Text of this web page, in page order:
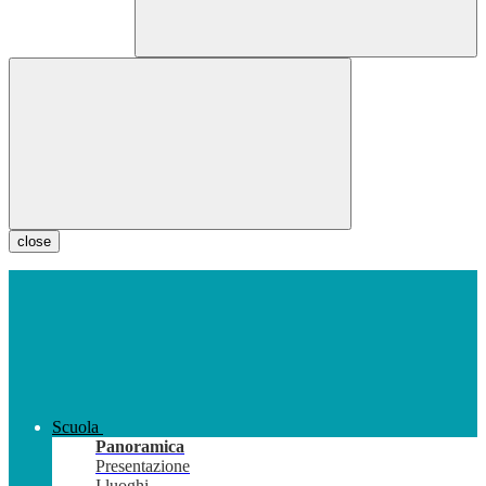
close
Scuola
Panoramica
Presentazione